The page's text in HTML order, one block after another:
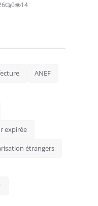
0 14
ANEF
expirée
étrangers